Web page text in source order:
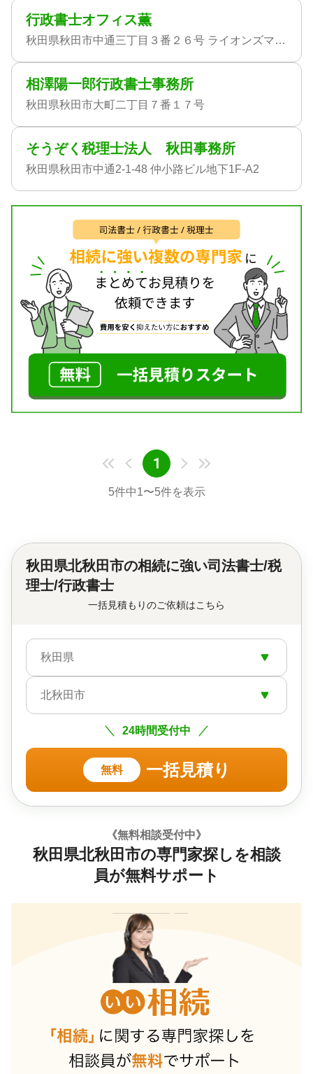
行政書士オフィス薫
秋田県秋田市中通三丁目３番２６号 ライオンズマンション中通９０１号
相澤陽一郎行政書士事務所
秋田県秋田市大町二丁目７番１７号
そうぞく税理士法人 秋田事務所
秋田県秋田市中通2-1-48 仲小路ビル地下1F-A2
1
5件中1〜5件を表示
秋田県北秋田市の相続に強い司法書士/税
理士/行政書士
一括見積もりのご依頼はこちら
秋田県
北秋田市
24時間受付中
無料 一括見積り
《無料相談受付中》
秋田県北秋田市の専門家探しを相談
員が無料サポート